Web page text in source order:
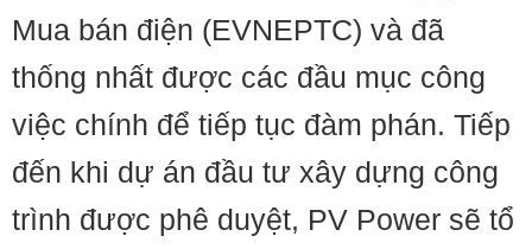
Mua bán điện (EVNEPTC) và đã
thống nhất được các đầu mục công
việc chính để tiếp tục đàm phán. Tiếp
đến khi dự án đầu tư xây dựng công
trình được phê duyệt, PV Power sẽ tổ